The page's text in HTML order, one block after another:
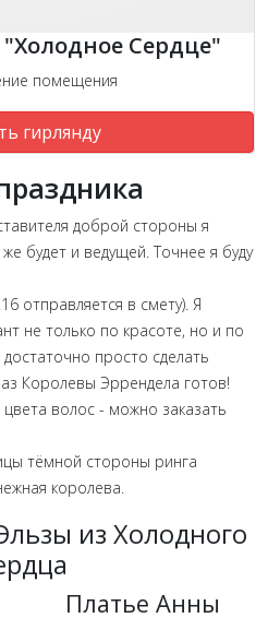
"Холодное Сердце"
помещения
гирлянду
доброй стороны я
будет и ведущей. Точнее я буду
отправляется в смету). Я
не только по красоте, но и по
просто сделать
Королевы Эррендела готов!
волос - можно заказать
тёмной стороны ринга
королева.
из Холодного
Платье Анны